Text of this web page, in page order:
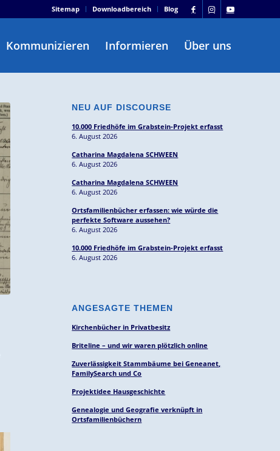
Sitemap Downloadbereich Blog
Kommunizieren Informieren Über uns
NEU AUF DISCOURSE
10.000 Friedhöfe im Grabstein-Projekt erfasst
6. August 2026
Catharina Magdalena SCHWEEN
6. August 2026
Catharina Magdalena SCHWEEN
6. August 2026
Ortsfamilienbücher erfassen: wie würde die
perfekte Software aussehen?
6. August 2026
10.000 Friedhöfe im Grabstein-Projekt erfasst
6. August 2026
ANGESAGTE THEMEN
Kirchenbücher in Privatbesitz
Briteline – und wir waren plötzlich online
Zuverlässigkeit Stammbäume bei Geneanet,
FamilySearch und Co
Projektidee Hausgeschichte
Genealogie und Geografie verknüpft in
Ortsfamilienbüchern